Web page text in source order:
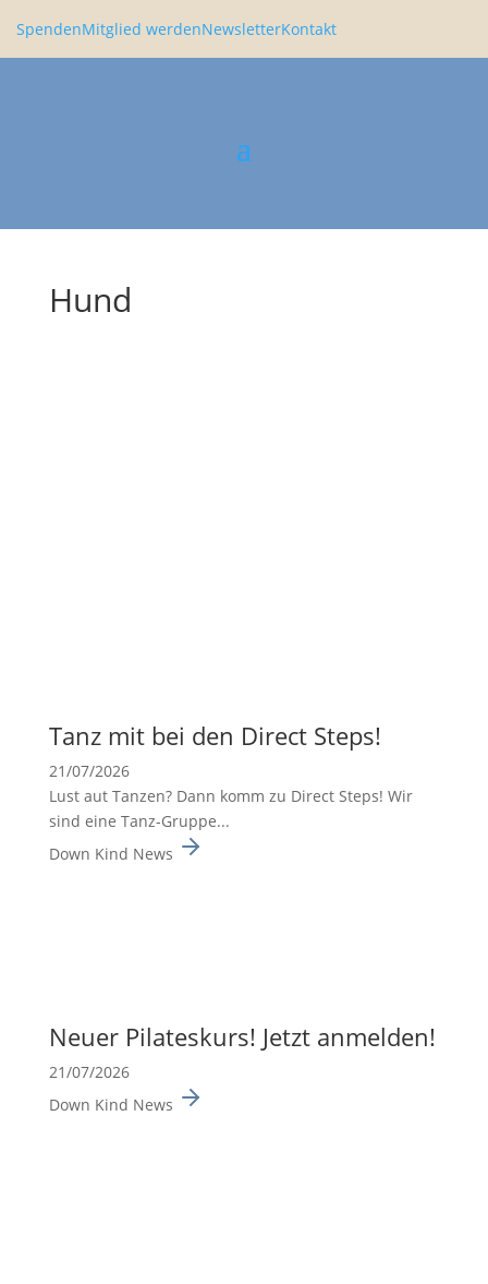
SpendenMitglied werdenNewsletterKontakt
Hund
Tanz mit bei den Direct Steps!
21/07/2026
Lust aut Tanzen? Dann komm zu Direct Steps! Wir
sind eine Tanz-Gruppe...
Down Kind News
Neuer Pilates­kurs! Jetzt anmelden!
21/07/2026
Down Kind News